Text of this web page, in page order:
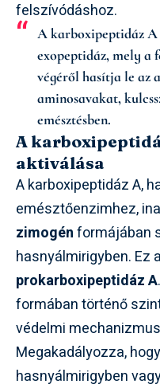
felszívódáshoz.
A karboxipeptidáz
exopeptidáz, mely a
végéről hasítja le az
aminosavakat,
emésztésben.
A
aktiválása
A karboxipeptidáz A,
emésztőenzimhez,
zimogénformájában
hasnyálmirigyben. Ez
prokarboxipeptidáz A
formában történő
védelmi
Megakadályozza,
hasnyálmirigyben